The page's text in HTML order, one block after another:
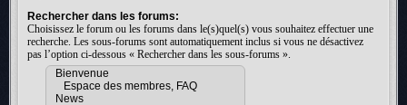
Rechercher dans les forums:
Choisissez le forum ou les forums dans le(s)quel(s) vous souhaitez effectuer une
recherche. Les sous-forums sont automatiquement inclus si vous ne désactivez
pas l’option ci-dessous « Rechercher dans les sous-forums ».